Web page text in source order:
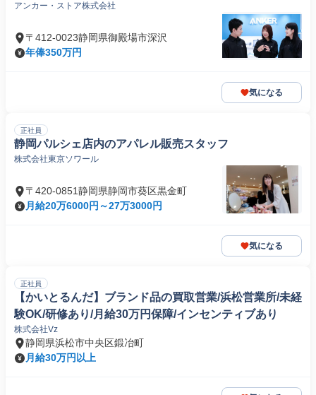
アンカー・ストア株式会社
〒412-0023静岡県御殿場市深沢
年俸350万円
気になる
正社員
静岡パルシェ店内のアパレル販売スタッフ
株式会社東京ソワール
〒420-0851静岡県静岡市葵区黒金町
月給20万6000円～27万3000円
気になる
正社員
【かいとるんだ】ブランド品の買取営業/浜松営業所/未経
験OK/研修あり/月給30万円保障/インセンティブあり
株式会社Vz
静岡県浜松市中央区鍛冶町
月給30万円以上